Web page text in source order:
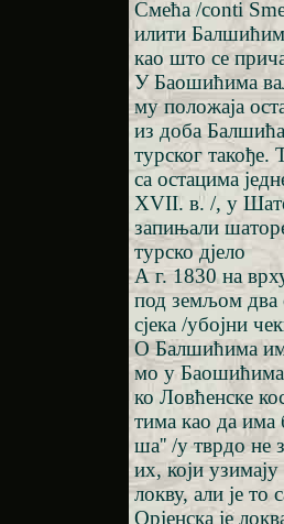
Смећа /conti
илити
као што се
У Баошићима
му положаја
из доба
турског такође.
са остацима
XVII. в. /, у
запињали
турско дјело
А г. 1830 на
под земљом два
сјека /убојни
О Балшићима
мо у
ко Ловћенске
тима као да има
ша'' /у тврдо не
их, који
локву, али је то
Орјенска је